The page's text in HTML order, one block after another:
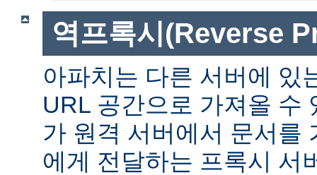
역프록시(Reverse
아파치는 다른 서버에 있
URL 공간으로 가져올 수
가 원격 서버에서 문서를
에게 전달하는 프록시 서